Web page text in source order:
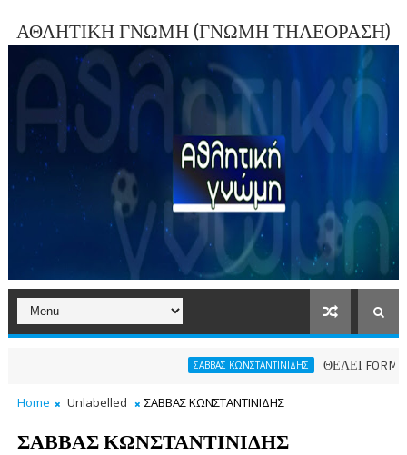
ΑΘΛΗΤΙΚΗ ΓΝΩΜΗ (ΓΝΩΜΗ ΤΗΛΕΟΡΑΣΗ)
ΣΑΒΒΑΣ ΚΩΝΣΤΑΝΤΙΝΙΔΗΣ ΘΕΛΕΙ FORMAT O
Home Unlabelled ΣΑΒΒΑΣ ΚΩΝΣΤΑΝΤΙΝΙΔΗΣ
ΣΑΒΒΑΣ ΚΩΝΣΤΑΝΤΙΝΙΔΗΣ